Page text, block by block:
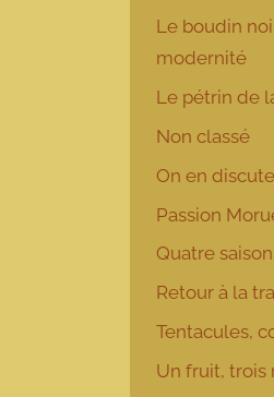
Le boudin
modernité
Le pétrin de
Non classé
On en
Passion
Quatre
Retour à la
Tentacules,
Un fruit, trois